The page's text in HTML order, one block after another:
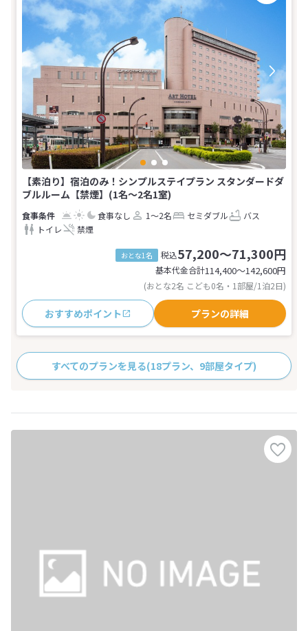
【素泊り】宿泊のみ！シンプルステイプラン スタンダードダ
ブルルーム【禁煙】(1名～2名1室)
食事なし 1～2名 セミダブル
バス
トイレ
禁煙
おとな1名 税込57,200～71,300円
基本代金合計114,400〜142,600円
(おとな2名 こども0名・1部屋/1泊2日)
おすすめポイント プランの詳細
すべてのプランを見る(18プラン、9部屋タイプ)